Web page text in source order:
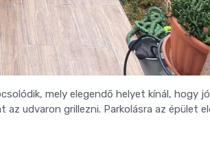
mely elegendő helyet kínál, hogy jó
udvaron grillezni. Parkolásra az épület